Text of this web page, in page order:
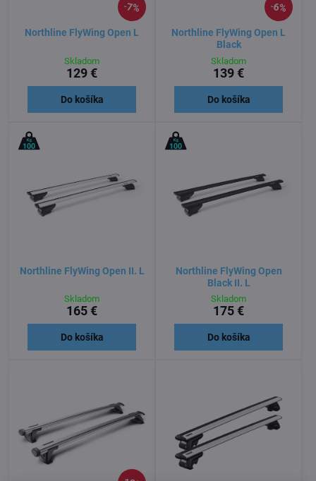
7%
Northline FlyWing Open L
Skladom
129 €
Do košíka
6%
Northline FlyWing Open L
Black
Skladom
139 €
Do košíka
Northline FlyWing Open II. L
Skladom
165 €
Do košíka
Northline FlyWing Open
Black II. L
Skladom
175 €
Do košíka